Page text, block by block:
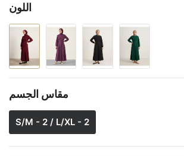
اللون
مقاس الجسم
S/M - 2 / L/XL - 2